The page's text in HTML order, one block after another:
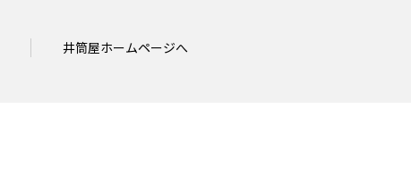
井筒屋ホームページへ